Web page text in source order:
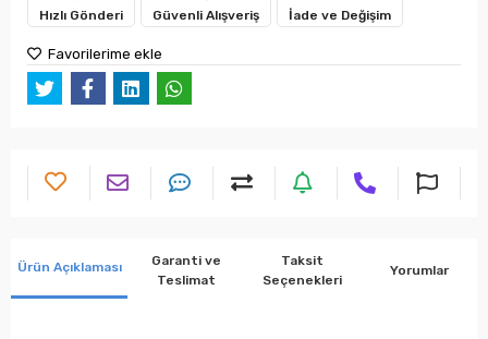
Hızlı Gönderi Güvenli Alışveriş İade ve Değişim
Favorilerime ekle
Ürün Açıklaması
Garanti ve
Teslimat
Taksit
Seçenekleri
Yorumlar